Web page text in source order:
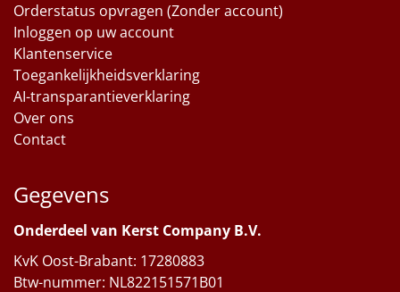
Orderstatus opvragen (Zonder account)
Inloggen op uw account
Klantenservice
Toegankelijkheidsverklaring
AI-transparantieverklaring
Over ons
Contact
Gegevens
Onderdeel van Kerst Company B.V.
KvK Oost-Brabant: 17280883
Btw-nummer: NL822151571B01